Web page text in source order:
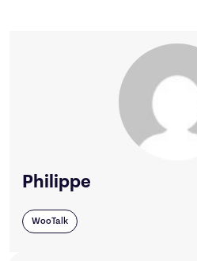
Philippe
WooTalk